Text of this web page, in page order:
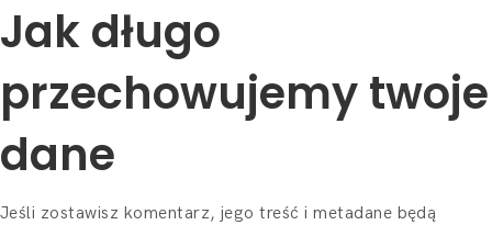
Jak długo
przechowujemy twoje
dane
Jeśli zostawisz komentarz, jego treść i metadane będą